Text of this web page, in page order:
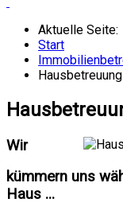
Aktuelle Seite:
Start
Hausbetreuung
Wir
kümmern uns
Haus ...